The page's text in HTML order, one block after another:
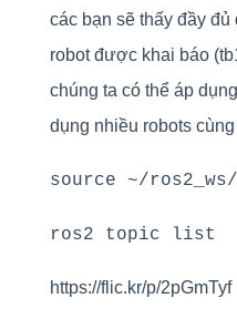
các bạn sẽ thấy đầy
robot được khai báo
chúng ta có thể áp
dụng nhiều robots
source ~/
ros2 topic list
https://flic.kr/p/2pGmTyf